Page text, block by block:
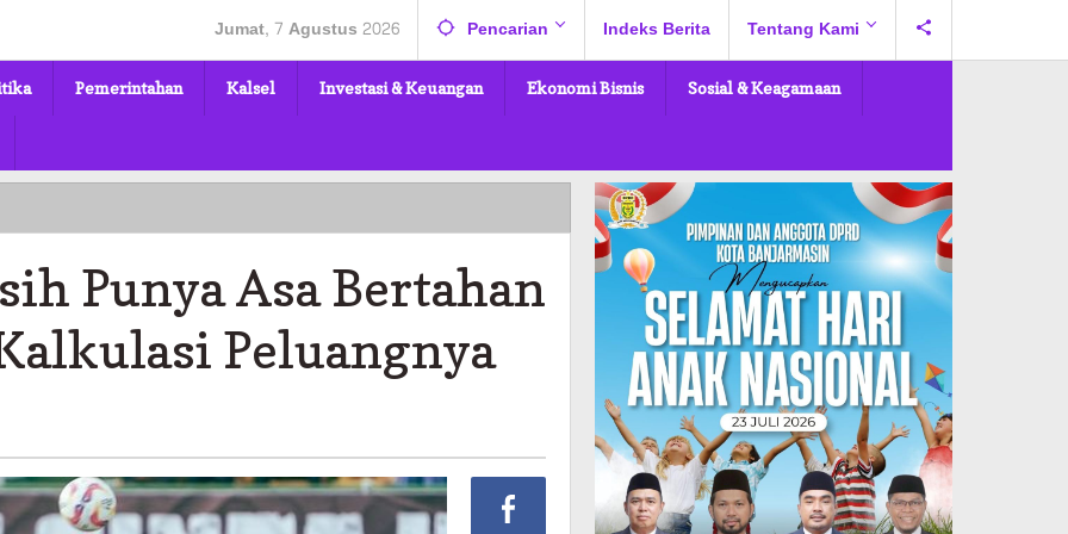
Jumat, 7 Agustus 2026 Pencarian Indeks Berita Tentang Kami
Pemerintahan Kalsel Investasi & Keuangan Ekonomi Bisnis Sosial & Keagamaan
Punya Asa Bertahan
Peluangnya